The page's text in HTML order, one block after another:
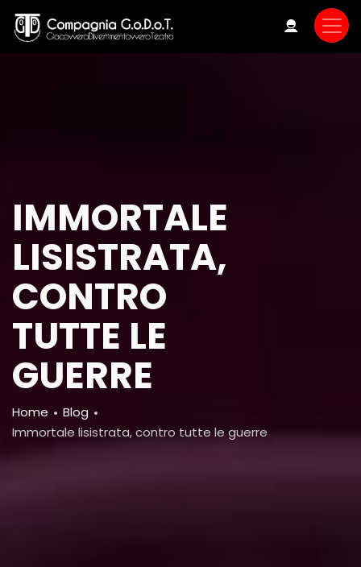
main
IMMORTALE
LISISTRATA,
CONTRO
TUTTE LE
GUERRE
Breadcrumb
Home
Blog
Immortale lisistrata, contro tutte le guerre